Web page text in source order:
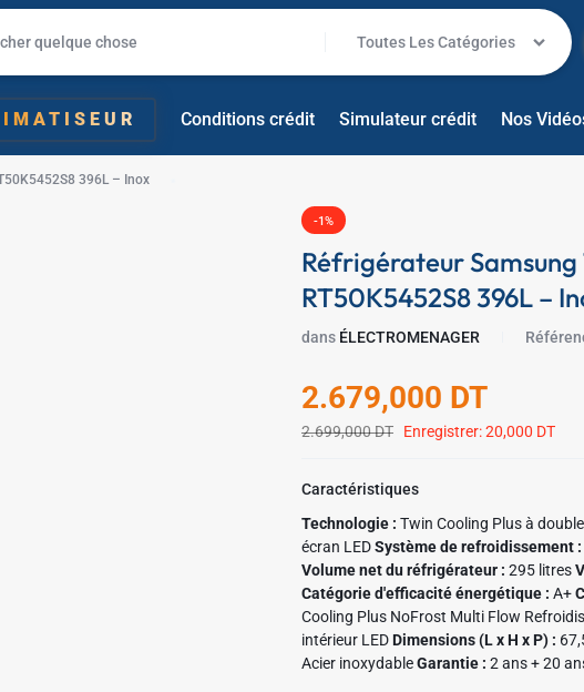
Toutes Les Catégories
Conditions crédit Simulateur crédit Nos
396L – Inox
-1%
Réfrigérateur Samsung
RT50K5452S8 396L –
dans ÉLECTROMENAGER
2.679,000 DT
2.699,000DT Enregistrer:20,000 DT
Caractéristiques
Technologie : Twin Cooling Plus à
écran LEDSystème de refroidissement :
Volume net du réfrigérateur : 295 litres
Catégorie d'efficacité énergétique : A+
Cooling Plus NoFrost Multi Flow
intérieur LEDDimensions (L x H x P) :
Acier inoxydableGarantie : 2 ans + 20